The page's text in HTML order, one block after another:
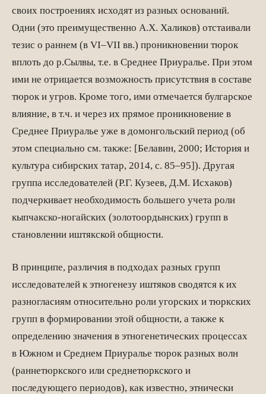
своих построениях исходят из разных оснований.
Одни (это преимущественно А.Х. Халиков) отстаивали
тезис о раннем (в VI–VII вв.) проникновении тюрок
вплоть до р.Сылвы, т.е. в Среднее Приуралье. При этом
ими не отрицается возможность присутствия в составе
тюрок и угров. Кроме того, ими отмечается булгарское
влияние, в т.ч. и через их прямое проникновение в
Среднее Приуралье уже в домонгольский период (об
этом специально см. также: [Белавин, 2000; История и
культура сибирских татар, 2014, с. 85–95]). Другая
группа исследователей (Р.Г. Кузеев, Д.М. Исхаков)
подчеркивает необходимость большего учета роли
кыпчакско-ногайских (золотоордынских) групп в
становлении иштякской общности.
В принципе, различия в подходах разных групп
исследователей к этногенезу иштяков сводятся к их
разногласиям относительно роли угорских и тюркских
групп в формировании этой общности, а также к
определению значения в этногенетических процессах
в Южном и Среднем Приуралье тюрок разных волн
(раннетюркского или среднетюркского и
последующего периодов), как известно, этнически